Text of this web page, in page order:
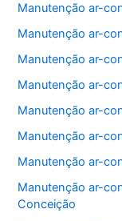
Manutenção ar-
Manutenção ar-
Manutenção ar-
Manutenção ar-
Manutenção ar-
Manutenção ar-
Manutenção ar-
Manutenção ar-
Conceição